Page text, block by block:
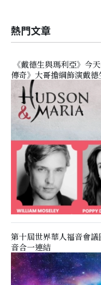
熱門文章
《戴德生與瑪利亞》今
傳奇》大哥擔綱飾演戴德
第十屆世界華人福音會
音合一連結